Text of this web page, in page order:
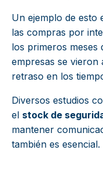
Un ejemplo de esto
las compras por
los primeros meses
empresas se
retraso en los
Diversos estudios
el stock de
mantener
también es esencial.